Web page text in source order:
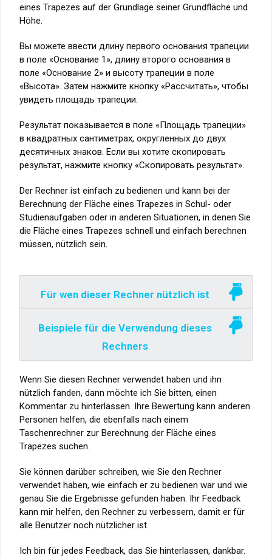
eines Trapezes auf der Grundlage seiner Grundfläche und
Höhe.
Вы можете ввести длину первого основания трапеции
в поле «Основание 1», длину второго основания в
поле «Основание 2» и высоту трапеции в поле
«Высота». Затем нажмите кнопку «Рассчитать», чтобы
увидеть площадь трапеции.
Результат показывается в поле «Площадь трапеции»
в квадратных сантиметрах, округленных до двух
десятичных знаков. Если вы хотите скопировать
результат, нажмите кнопку «Скопировать результат».
Der Rechner ist einfach zu bedienen und kann bei der
Berechnung der Fläche eines Trapezes in Schul- oder
Studienaufgaben oder in anderen Situationen, in denen Sie
die Fläche eines Trapezes schnell und einfach berechnen
müssen, nützlich sein.
Für wen dieser Rechner nützlich ist
Beispiele für die Verwendung dieses
Rechners
Wenn Sie diesen Rechner verwendet haben und ihn
nützlich fanden, dann möchte ich Sie bitten, einen
Kommentar zu hinterlassen. Ihre Bewertung kann anderen
Personen helfen, die ebenfalls nach einem
Taschenrechner zur Berechnung der Fläche eines
Trapezes suchen.
Sie können darüber schreiben, wie Sie den Rechner
verwendet haben, wie einfach er zu bedienen war und wie
genau Sie die Ergebnisse gefunden haben. Ihr Feedback
kann mir helfen, den Rechner zu verbessern, damit er für
alle Benutzer noch nützlicher ist.
Ich bin für jedes Feedback, das Sie hinterlassen, dankbar.